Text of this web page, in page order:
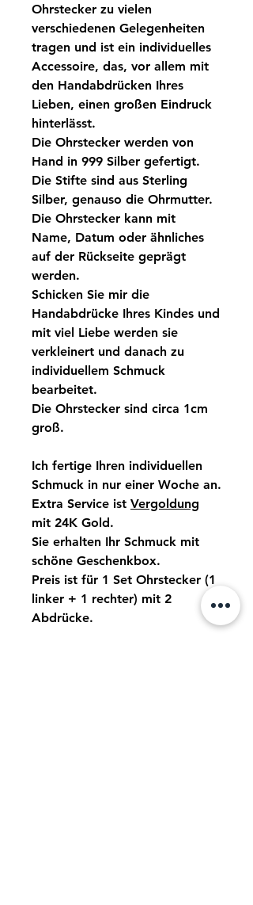
Ohrstecker zu vielen
verschiedenen Gelegenheiten
tragen und ist ein individuelles
Accessoire, das, vor allem mit
den Handabdrücken Ihres
Lieben, einen großen Eindruck
hinterlässt.
Die Ohrstecker werden von
Hand in 999 Silber gefertigt.
Die Stifte sind aus Sterling
Silber, genauso die Ohrmutter.
Die Ohrstecker kann mit
Name, Datum oder ähnliches
auf der Rückseite geprägt
werden.
Schicken Sie mir die
Handabdrücke Ihres Kindes und
mit viel Liebe werden sie
verkleinert und danach zu
individuellem Schmuck
bearbeitet.
Die Ohrstecker sind circa 1cm
groß.
Ich fertige Ihren individuellen
Schmuck in nur einer Woche an.
Extra Service ist Vergoldung
mit 24K Gold.
Sie erhalten Ihr Schmuck mit
schöne Geschenkbox.
Preis ist für 1 Set Ohrstecker (1
linker + 1 rechter) mit 2
Abdrücke.